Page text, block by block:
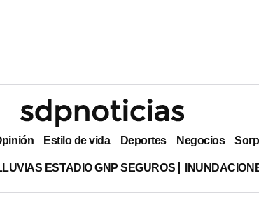
Estilo de vida Deportes Negocios
ESTADIO GNP SEGUROS